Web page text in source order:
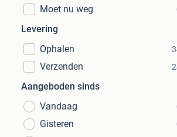
Moet nu weg
Levering
Ophalen
Verzenden
Aangeboden sinds
Vandaag
Gisteren